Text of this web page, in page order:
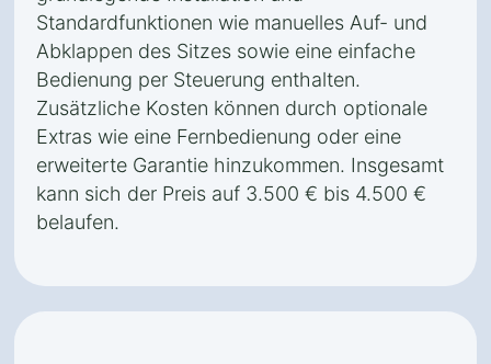
Standardfunktionen wie manuelles Auf- und
Abklappen des Sitzes sowie eine einfache
Bedienung per Steuerung enthalten.
Zusätzliche Kosten können durch optionale
Extras wie eine Fernbedienung oder eine
erweiterte Garantie hinzukommen. Insgesamt
kann sich der Preis auf 3.500 € bis 4.500 €
belaufen.